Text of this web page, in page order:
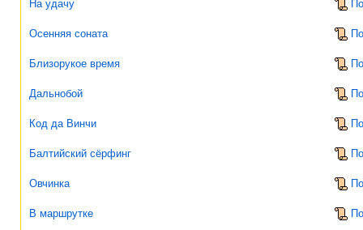
На удачу
Осенняя соната
Близорукое время
Дальнобой
Код да Винчи
Балтийский сёрфинг
Овчинка
В маршрутке